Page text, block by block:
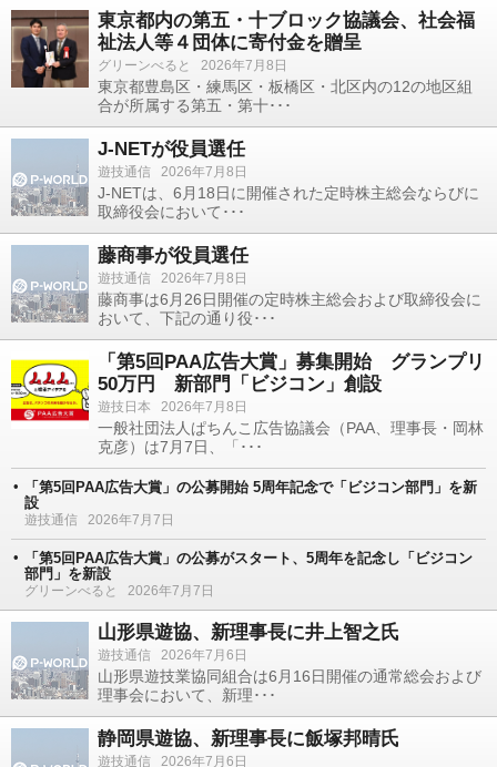
東京都内の第五・十ブロック協議会、社会福
祉法人等４団体に寄付金を贈呈
グリーンべると 2026年7月8日
東京都豊島区・練馬区・板橋区・北区内の12の地区組
合が所属する第五・第十･･･
J-NETが役員選任
遊技通信 2026年7月8日
J-NETは、6月18日に開催された定時株主総会ならびに
取締役会において･･･
藤商事が役員選任
遊技通信 2026年7月8日
藤商事は6月26日開催の定時株主総会および取締役会に
おいて、下記の通り役･･･
「第5回PAA広告大賞」募集開始 グランプリ
50万円 新部門「ビジコン」創設
遊技日本 2026年7月8日
一般社団法人ぱちんこ広告協議会（PAA、理事長・岡林
克彦）は7月7日、「･･･
「第5回PAA広告大賞」の公募開始 5周年記念で「ビジコン部門」を新
設
遊技通信 2026年7月7日
「第5回PAA広告大賞」の公募がスタート、5周年を記念し「ビジコン
部門」を新設
グリーンべると 2026年7月7日
山形県遊協、新理事長に井上智之氏
遊技通信 2026年7月6日
山形県遊技業協同組合は6月16日開催の通常総会および
理事会において、新理･･･
静岡県遊協、新理事長に飯塚邦晴氏
遊技通信 2026年7月6日